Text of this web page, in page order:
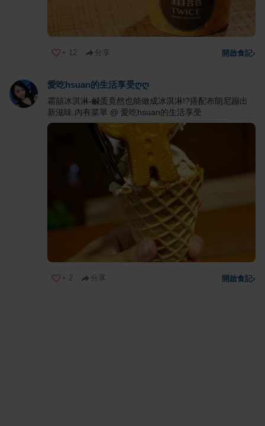
+ 12 分享 開啟食記›
愛吃hsuan的生活享受ღღ
霜囍冰淇淋-鹹蛋竟然也能做成冰淇淋!?搭配布朗尼蹦出
新滋味.內有菜單 @ 愛吃hsuan的生活享受
+ 2 分享 開啟食記›